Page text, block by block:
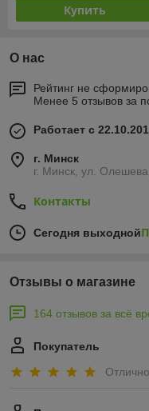
Купить
О нас
Рейтинг не
Менее 5 отзывов за
Работает с
г. Минск
г. Минск, ул.
Контакты
Сегодня выходной
Отзывы о магазине
164 отзывов за всё
Покупатель
Отлично